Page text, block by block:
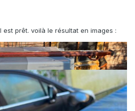
est prêt. voilà le résultat en images :